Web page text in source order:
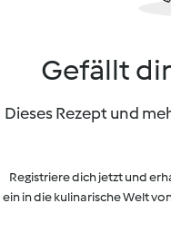
Gefällt
Dieses Rezept und
Registriere dich jetzt und
ein in die kulinarische Welt